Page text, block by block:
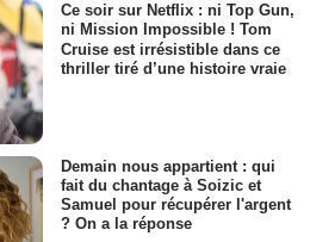
Ce soir sur Netflix : ni Top Gun,
ni Mission Impossible ! Tom
Cruise est irrésistible dans ce
thriller tiré d’une histoire vraie
Demain nous appartient : qui
fait du chantage à Soizic et
Samuel pour récupérer l'argent
? On a la réponse